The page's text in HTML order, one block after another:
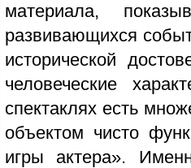
материала,
развивающихся
исторической
человеческие
спектаклях есть
объектом чисто
игры актера».